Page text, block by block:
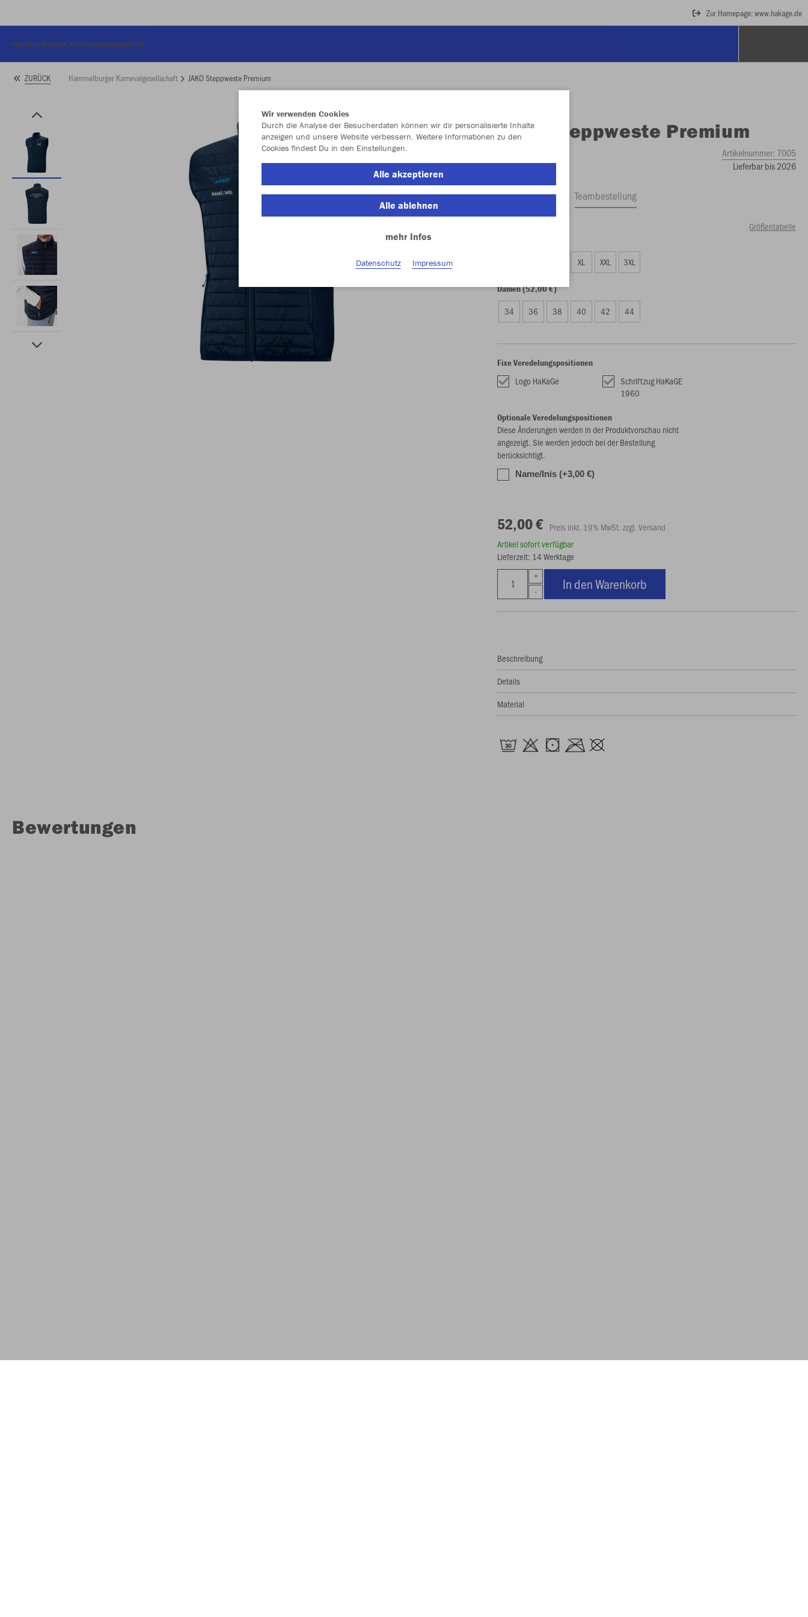
Zur Homepage: www.hakage.de
Hammelburger Karnevalgesellschaft
ZURÜCK Hammelburger Karnevalgesellschaft JAKO Steppweste Premium
JAKO Steppweste Premium
Artikelnummer: 7005
Lieferbar bis 2026
Einzelauftrag Teambestellung
Größentabelle
XL XXL 3XL
Damen (52,00 €)
34 36 38 40 42 44
Fixe Veredelungspositionen
Logo HaKaGe
Schriftzug HaKaGE
1960
Optionale Veredelungspositionen
Diese Änderungen werden in der Produktvorschau nicht
angezeigt. Sie werden jedoch bei der Bestellung
berücksichtigt.
Name/Inis (+3,00 €)
52,00 € Preis inkl. 19% MwSt. zzgl. Versand
Artikel sofort verfügbar
Lieferzeit: 14 Werktage
In den Warenkorb
Beschreibung
Details
Material
Bewertungen
Wir verwenden Cookies
Durch die Analyse der Besucherdaten können wir dir personalisierte Inhalte
anzeigen und unsere Website verbessern. Weitere Informationen zu den
Cookies findest Du in den Einstellungen.
Alle akzeptieren
Alle ablehnen
mehr Infos
Datenschutz Impressum